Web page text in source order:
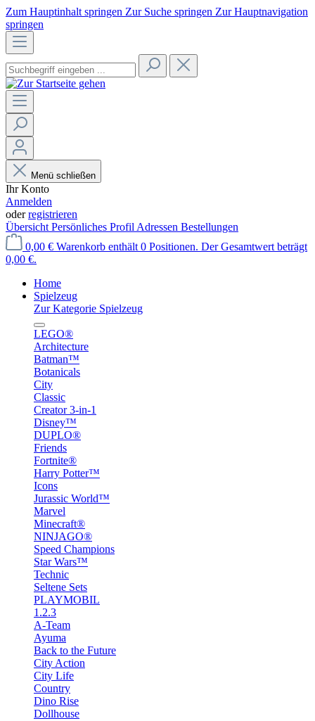
Zum Hauptinhalt springen Zur Suche springen Zur Hauptnavigation
springen
Menü schließen
Ihr Konto
Anmelden
oderregistrieren
Übersicht Persönliches Profil Adressen Bestellungen
0,00 € Warenkorb enthält 0 Positionen. Der Gesamtwert beträgt
0,00 €.
Home
Spielzeug
Zur Kategorie Spielzeug
LEGO®
Architecture
Batman™
Botanicals
City
Classic
Creator 3-in-1
Disney™
DUPLO®
Friends
Fortnite®
Harry Potter™
Icons
Jurassic World™
Marvel
Minecraft®
NINJAGO®
Speed Champions
Star Wars™
Technic
Seltene Sets
PLAYMOBIL
1.2.3
A-Team
Ayuma
Back to the Future
City Action
City Life
Country
Dino Rise
Dollhouse